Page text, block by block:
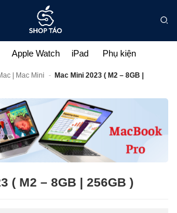
Apple Watch iPad Phụ kiện
| Mac Mini - Mac Mini 2023 ( M2 – 8GB |
( M2 – 8GB | 256GB )